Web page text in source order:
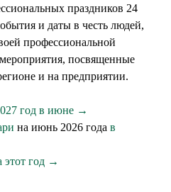
праздников 24
и даты в честь людей,
профессиональной
посвященные
и на предприятии.
год в июне →
на июнь 2026 года в
этот год →